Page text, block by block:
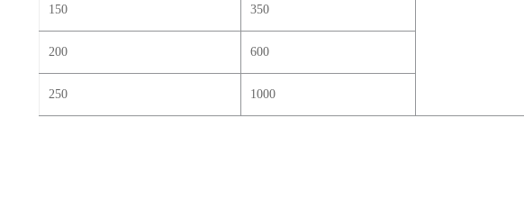
150 350
200 600
250 1000